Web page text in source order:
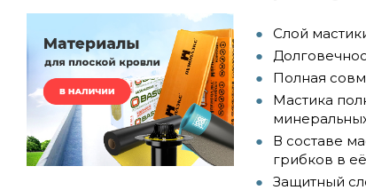
Слой
Полная
Мастика
В составе
грибков в
Защитный